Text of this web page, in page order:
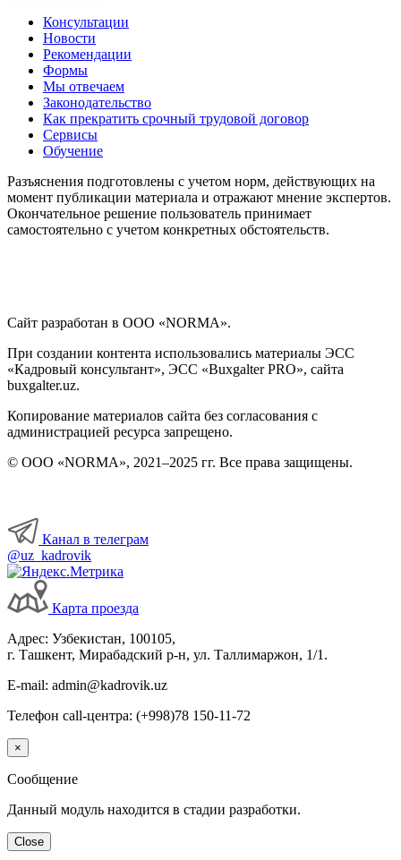
Консультации
Новости
Рекомендации
Формы
Мы отвечаем
Законодательство
Как прекратить срочный трудовой договор
Сервисы
Обучение
Разъяснения подготовлены с учетом норм, действующих на
момент публикации материала и отражают мнение экспертов.
Окончательное решение пользователь принимает
самостоятельно с учетом конкретных обстоятельств.
Сайт разработан в ООО «NORMA».
При создании контента использовались материалы ЭСС
«Кадровый консультант», ЭСС «Buxgalter PRO», сайта
buxgalter.uz.
Копирование материалов сайта без согласования с
администрацией ресурса запрещено.
© ООО «NORMA», 2021–2025 гг. Все права защищены.
Канал в телеграм
@uz_kadrovik
Карта проезда
Адрес: Узбекистан, 100105,
г. Ташкент, Мирабадский р-н, ул. Таллимаржон, 1/1.
E-mail: admin@kadrovik.uz
Телефон call-центра: (+998)78 150-11-72
×
Сообщение
Данный модуль находится в стадии разработки.
Close